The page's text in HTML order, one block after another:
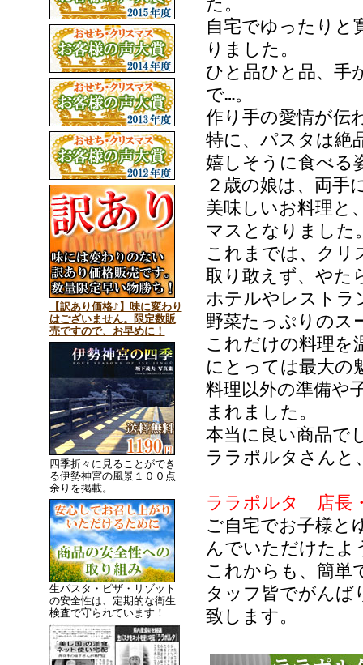
【訳あり価格♪】味に変わり
はございません。限定数販
売ですので、お早めに！
四季折々に見ることができ
る伊勢神宮の風景１００点
余りを掲載。
生パスタ・ピザ・リゾット
の安全性は、定期的な衛生
検査で守られています！
自宅でゆったりと
りました。
ひと品ひと品、手
で…。
作り手の愛情が伝
特に、パスタは絶
嬉しそうに食べる
２歳の娘は、両手
美味しいお料理と
マスとなりました
これまでは、クリ
取り敢えず、やた
ホテルやレストラ
野菜たっぷりのス
これだけの料理を
にとっては最大の
料理以外の準備や
まれました。
本当に良い商品で
ララポルタさんと
ララポルタ 店長
ご自宅でお子様と
んでいただけたよ
これからも、簡単
タッフ皆でがんば
致します。